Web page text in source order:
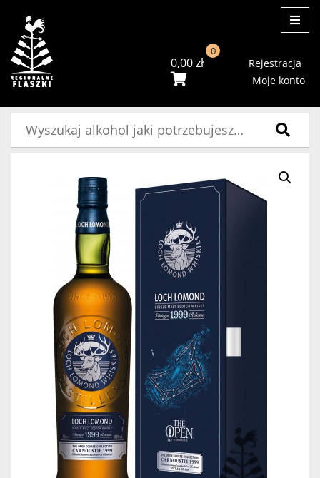
0,00zł
0
Rejestracja
Moje konto